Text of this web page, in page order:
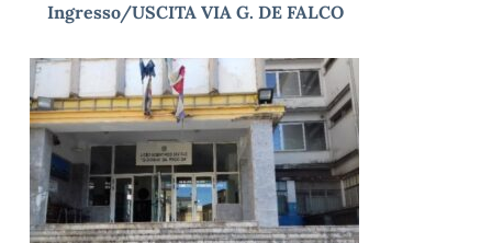
Ingresso/USCITA VIA G. DE FALCO